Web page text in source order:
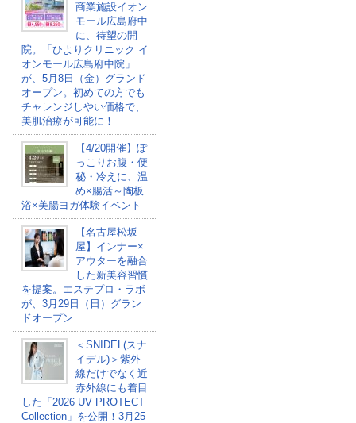
商業施設イオン
モール広島府中
に、待望の開
院。「ひよりクリニック イ
オンモール広島府中院」
が、5月8日（金）グランド
オープン。初めての方でも
チャレンジしやい価格で、
美肌治療が可能に！
【4/20開催】ぽ
っこりお腹・便
秘・冷えに、温
め×腸活～陶板
浴×美腸ヨガ体験イベント
【名古屋松坂
屋】インナー×
アウターを融合
した新美容習慣
を提案。エステプロ・ラボ
が、3月29日（日）グラン
ドオープン
＜SNIDEL(スナ
イデル)＞紫外
線だけでなく近
赤外線にも着目
した「2026 UV PROTECT
Collection」を公開！3月25